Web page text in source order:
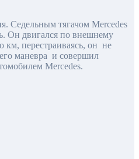
Седельным тягачом Mercedes
Он двигался по внешнему
перестраиваясь, он не
маневра и совершил
Mercedes.